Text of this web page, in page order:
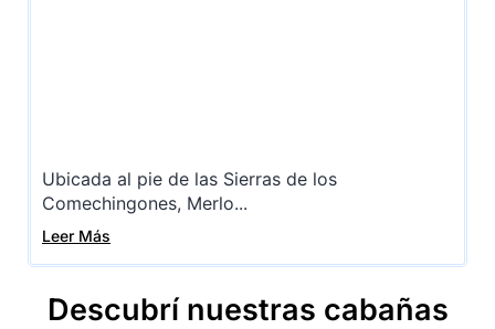
Ubicada al pie de las Sierras de los
Comechingones, Merlo...
Leer Más
Descubrí nuestras cabañas